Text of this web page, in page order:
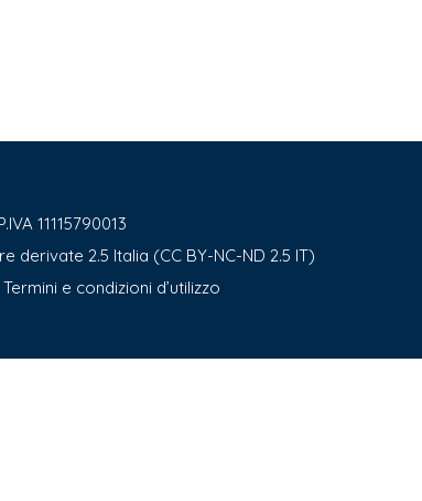
11115790013
2.5 Italia (CC BY-NC-ND 2.5 IT)
Termini e condizioni d’utilizzo